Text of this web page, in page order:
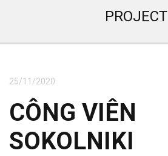
PROJECT
25/11/2020
CÔNG VIÊN
SOKOLNIKI